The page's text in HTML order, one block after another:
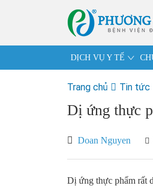
DỊCH VỤ Y TẾ
Trang chủ Tin tức
Dị ứng thực
Doan Nguyen
Dị ứng thực phẩm rất